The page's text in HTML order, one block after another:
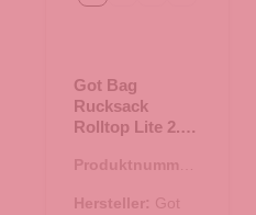
Got Bag
Rucksack
Rolltop Lite 2.0
Produktnummer:
Hersteller: Got